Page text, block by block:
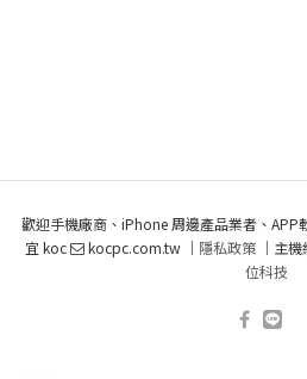
歡迎手機廠商、iPhone 周邊產品業者、APP
宜 koc
kocpc.com.tw ｜ 隱私政策｜主機
位科技